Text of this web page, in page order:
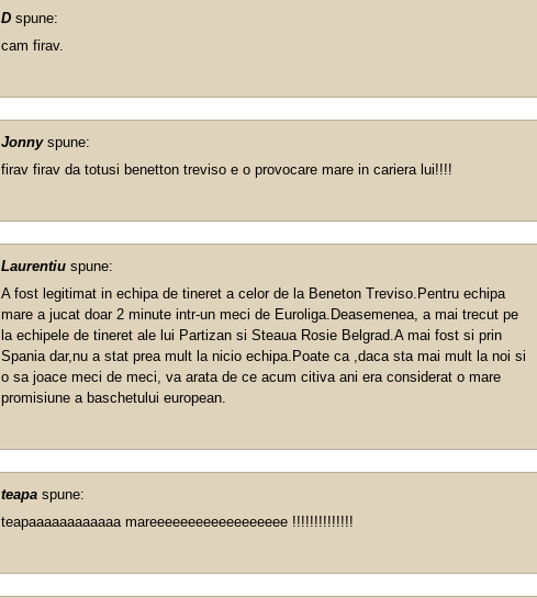
D spune:
cam firav.
Jonny spune:
firav firav da totusi benetton treviso e o provocare mare in cariera lui!!!!
Laurentiu spune:
A fost legitimat in echipa de tineret a celor de la Beneton Treviso.Pentru echipa
mare a jucat doar 2 minute intr-un meci de Euroliga.Deasemenea, a mai trecut pe
la echipele de tineret ale lui Partizan si Steaua Rosie Belgrad.A mai fost si prin
Spania dar,nu a stat prea mult la nicio echipa.Poate ca ,daca sta mai mult la noi si
o sa joace meci de meci, va arata de ce acum citiva ani era considerat o mare
promisiune a baschetului european.
teapa spune:
teapaaaaaaaaaaaa mareeeeeeeeeeeeeeeeee !!!!!!!!!!!!!!